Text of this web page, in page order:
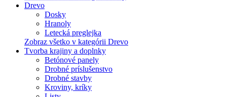
Drevo
Dosky
Hranoly
Letecká preglejka
Zobraz všetko v kategórii Drevo
Tvorba krajiny a doplnky
Betónové panely
Drobné príslušenstvo
Drobné stavby
Kroviny, kríky